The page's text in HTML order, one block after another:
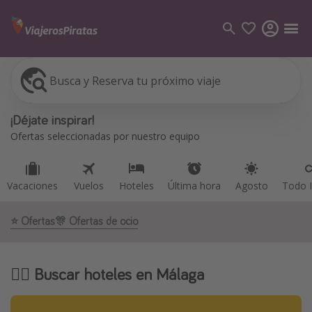
Busca y Reserva tu próximo viaje
¡Déjate inspirar!
Ofertas seleccionadas por nuestro equipo
Vacaciones Vuelos Hoteles Última hora Agosto Todo
Vacaciones
Vuelos
Viajes
Tenerife
⭐️ Ofertas🎊 Ofertas de ocio
🕵️‍♀️ Buscar hoteles en Málaga